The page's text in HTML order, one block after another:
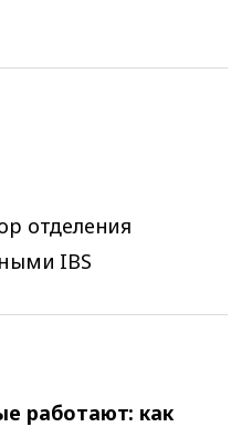
отделения
IBS
работают: как